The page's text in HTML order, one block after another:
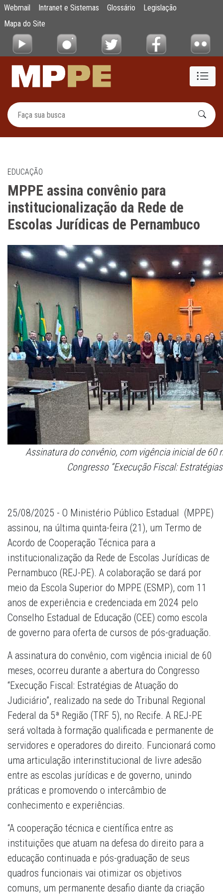
Pular para o Conteúdo principal
MPPE assina convênio para
Webmail Intranet e Sistemas Glossário
Legislação
Mapa do Site
EDUCAÇÃO
MPPE assina convênio para
institucionalização da Rede de
Escolas Jurídicas de Pernambuco
Assinatura do convênio, com vigência inicial de 60
Congresso “Execução Fiscal:
25/08/2025 - O Ministério Público Estadual (MPPE)
assinou, na última quinta-feira (21), um Termo de
Acordo de Cooperação Técnica para a
institucionalização da Rede de Escolas Jurídicas de
Pernambuco (REJ-PE). A colaboração se dará por
meio da Escola Superior do MPPE (ESMP), com 11
anos de experiência e credenciada em 2024 pelo
Conselho Estadual de Educação (CEE) como escola
de governo para oferta de cursos de pós-graduação.
A assinatura do convênio, com vigência inicial de 60
meses, ocorreu durante a abertura do Congresso
“Execução Fiscal: Estratégias de Atuação do
Judiciário”, realizado na sede do Tribunal Regional
Federal da 5ª Região (TRF 5), no Recife. A REJ-PE
será voltada à formação qualificada e permanente de
servidores e operadores do direito. Funcionará como
uma articulação interinstitucional de livre adesão
entre as escolas jurídicas e de governo, unindo
práticas e promovendo o intercâmbio de
conhecimento e experiências.
“A cooperação técnica e científica entre as
instituições que atuam na defesa do direito para a
educação continuada e pós-graduação de seus
quadros funcionais vai otimizar os objetivos
comuns, um permanente desafio diante da criação